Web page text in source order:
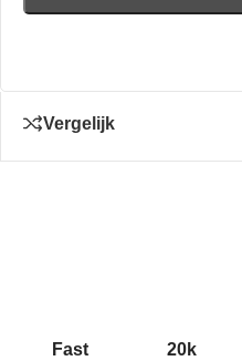
Vergelijk
Fast
20k